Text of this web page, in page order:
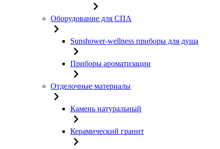
Оборудование для СПА
Sunshower-wellness приборы для душа
Приборы ароматизации
Отделочные материалы
Камень натуральный
Керамический гранит